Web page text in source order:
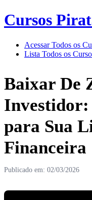
Cursos
Acessar Todos os
Lista Todos os
Baixar De
Investidor:
para Sua
Financeira
Publicado em: 02/03/2026